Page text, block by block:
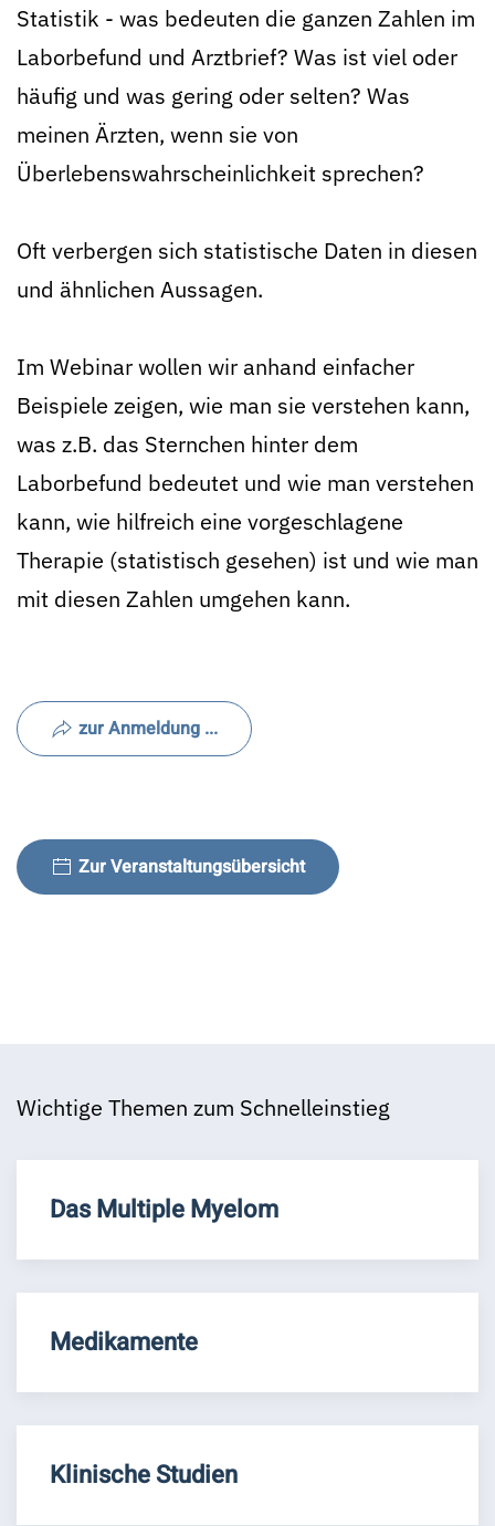
Statistik - was bedeuten die ganzen Zahlen im
Laborbefund und Arztbrief? Was ist viel oder
häufig und was gering oder selten? Was
meinen Ärzten, wenn sie von
Überlebenswahrscheinlichkeit sprechen?
Oft verbergen sich statistische Daten in diesen
und ähnlichen Aussagen.
Im Webinar wollen wir anhand einfacher
Beispiele zeigen, wie man sie verstehen kann,
was z.B. das Sternchen hinter dem
Laborbefund bedeutet und wie man verstehen
kann, wie hilfreich eine vorgeschlagene
Therapie (statistisch gesehen) ist und wie man
mit diesen Zahlen umgehen kann.
zur Anmeldung ...
Zur Veranstaltungsübersicht
Wichtige Themen zum Schnelleinstieg
Das Multiple Myelom
Medikamente
Klinische Studien